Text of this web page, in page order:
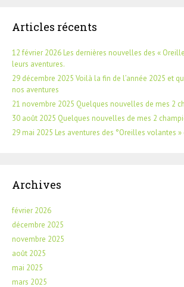
Articles récents
12 février 2026 Les dernières nouvelles des «
leurs aventures.
29 décembre 2025 Voilà la fin de l’année 2025 et
nos aventures
21 novembre 2025 Quelques nouvelles de mes 2
30 août 2025 Quelques nouvelles de mes 2
29 mai 2025 Les aventures des °Oreilles volantes
Archives
février 2026
décembre 2025
novembre 2025
août 2025
mai 2025
mars 2025